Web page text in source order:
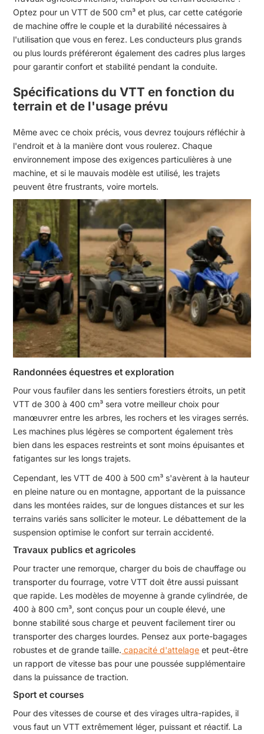
Optez pour un VTT de 500 cm³ et plus, car cette catégorie
de machine offre le couple et la durabilité nécessaires à
l'utilisation que vous en ferez. Les conducteurs plus grands
ou plus lourds préféreront également des cadres plus larges
pour garantir confort et stabilité pendant la conduite.
Spécifications du VTT en fonction du
terrain et de l'usage prévu
Même avec ce choix précis, vous devrez toujours réfléchir à
l'endroit et à la manière dont vous roulerez. Chaque
environnement impose des exigences particulières à une
machine, et si le mauvais modèle est utilisé, les trajets
peuvent être frustrants, voire mortels.
Randonnées équestres et exploration
Pour vous faufiler dans les sentiers forestiers étroits, un petit
VTT de 300 à 400 cm³ sera votre meilleur choix pour
manœuvrer entre les arbres, les rochers et les virages serrés.
Les machines plus légères se comportent également très
bien dans les espaces restreints et sont moins épuisantes et
fatigantes sur les longs trajets.
Cependant, les VTT de 400 à 500 cm³ s'avèrent à la hauteur
en pleine nature ou en montagne, apportant de la puissance
dans les montées raides, sur de longues distances et sur les
terrains variés sans solliciter le moteur. Le débattement de la
suspension optimise le confort sur terrain accidenté.
Travaux publics et agricoles
Pour tracter une remorque, charger du bois de chauffage ou
transporter du fourrage, votre VTT doit être aussi puissant
que rapide. Les modèles de moyenne à grande cylindrée, de
400 à 800 cm³, sont conçus pour un couple élevé, une
bonne stabilité sous charge et peuvent facilement tirer ou
transporter des charges lourdes. Pensez aux porte-bagages
robustes et de grande taille. capacité d'attelage et peut-être
un rapport de vitesse bas pour une poussée supplémentaire
dans la puissance de traction.
Sport et courses
Pour des vitesses de course et des virages ultra-rapides, il
vous faut un VTT extrêmement léger, puissant et réactif. La